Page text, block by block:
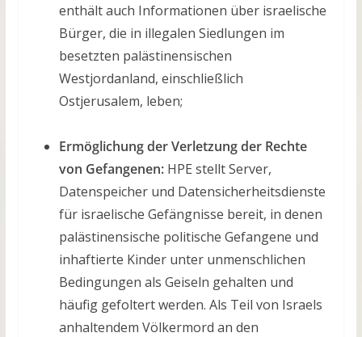
enthält auch Informationen über israelische
Bürger, die in illegalen Siedlungen im
besetzten palästinensischen
Westjordanland, einschließlich
Ostjerusalem, leben;
Ermöglichung der Verletzung der Rechte
von Gefangenen:HPE stellt Server,
Datenspeicher und Datensicherheitsdienste
für israelische Gefängnisse bereit, in denen
palästinensische politische Gefangene und
inhaftierte Kinder unter unmenschlichen
Bedingungen als Geiseln gehalten und
häufig gefoltert werden. Als Teil von Israels
anhaltendem Völkermord an den